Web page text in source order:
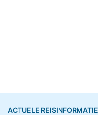
ACTUELE REISINFORMATIE